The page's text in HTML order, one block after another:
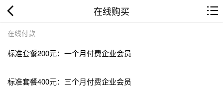
在线购买
在线付款
标准套餐200元：一个月付费企业会员
标准套餐400元：三个月付费企业会员